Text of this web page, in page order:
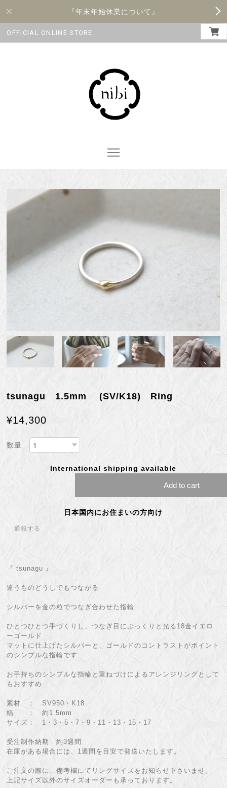
『年末年始休業について』
OFFICIAL ONLINE STORE
tsunagu 1.5mm (SV/K18) Ring
¥14,300
数量
International shipping available
Add to cart
日本国内にお住まいの方向け
通報する
『 tsunagu 』
違うものどうしでもつながる
シルバーを金の粒でつなぎ合わせた指輪
ひとつひとつ手づくりし、つなぎ目にぷっくりと光る18金イエロ
ーゴールド
マットに仕上げたシルバーと、ゴールドのコントラストがポイント
のシンプルな指輪です
お手持ちのシンプルな指輪と重ねづけによるアレンジリングとして
もおすすめ
素材 ： SV950・K18
幅 ： 約1.5mm
サイズ： 1・3・5・7・9・11・13・15・17
受注制作納期 約3週間
在庫がある場合には、1週間を目安で発送いたします。
ご注文の際に、備考欄にてリングサイズをお知らせ下さいませ。
上記サイズ以外のサイズオーダーも承っております。